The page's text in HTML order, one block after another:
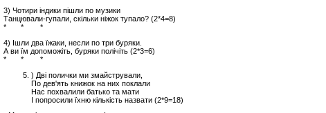
3) Чотири індики пішли по музики
Танцювали-гупали, скільки ніжок тупало? (2*4=8)
* * *
4) Ішли два їжаки, несли по три буряки.
А ви їм допоможіть, буряки полічіть (2*3=6)
* * *
) Дві полички ми змайстрували,
По дев'ять книжок на них поклали
Нас похвалили батько та мати
І попросили їхню кількість назвати (2*9=18)